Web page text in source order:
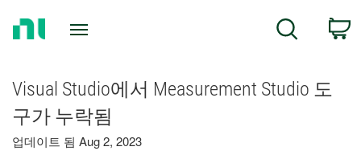
Search
Visual Studio에서 Measurement Studio 도
구가 누락됨
업데이트 됨 Aug 2, 2023